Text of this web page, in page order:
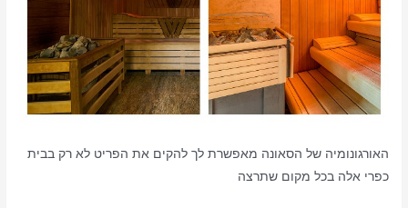
האורגונומיה של הסאונה מאפשרת לך להקים את הפריט לא רק בבית
כפרי אלה בכל מקום שתרצה